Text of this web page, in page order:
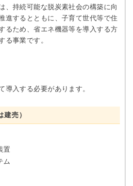
、持続可能な脱炭素社会の構築に向
進するとともに、子育て世代等で住
るため、省エネ機器等を導入する方
る事業です。
導入する必要があります。
売）
置
ム